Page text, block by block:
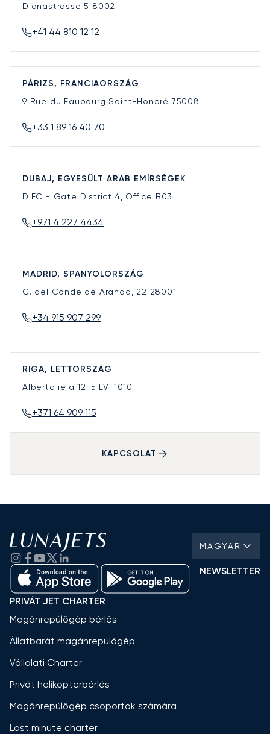
Dianastrasse 5 8002
+41 44 810 12 12
PÁRIZS, FRANCIAORSZÁG
9 Rue du Faubourg Saint-Honoré 75008
+33 1 89 16 40 70
DUBAJ, EGYESÜLT ARAB EMÍRSÉGEK
DIFC - Gate District 4, Office B03
+971 4 227 4434
MADRID, SPANYOLORSZÁG
C. del Conde de Aranda, 22 28001
+34 915 907 299
RIGA, LETTORSZÁG
Alberta iela 12-5 LV-1010
+371 64 909 115
KAPCSOLAT
MAGYAR
NEWSLETTER
PRIVÁT JET CHARTER
Magánrepülőgép bérlés
Állatbarát magánrepülőgép
Vállalati Charter
Privát helikopterbérlés
Magánrepülőgép csoportok számára
Last minute charter